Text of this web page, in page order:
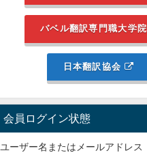
バベル翻訳専門職大学院
日本翻訳協会
会員ログイン状態
ユーザー名またはメールアドレス